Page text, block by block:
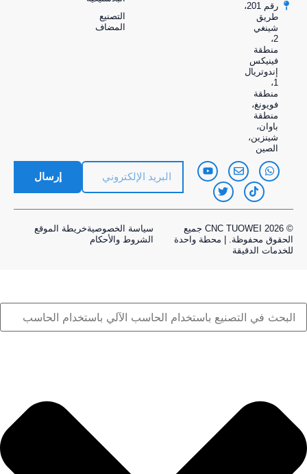
رقم 201،
طريق
شينغي
2،
منطقة
فينيكس
إندوتريال
1،
منطقة
فويونغ،
منطقة
باوان،
شينزين،
الصين
التصنيع
المضاف
إرسال
© 2026 CNC TUOWEI جميع
الحقوق محفوظة. | محطة واحدة
للخدمات الدقيقة
سياسة الخصوصيةخريطة الموقع
الشروط والأحكام